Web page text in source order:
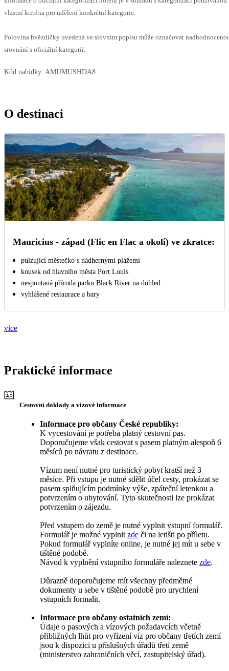
vlastní kritéria pro udělení konkrétní kategorie.
Polovina hvězdičky uvedená ve slovním popisu může označovat
srovnání s oficiální kategorií.
Kód nabídky: AMUMUSHDA8
O destinaci
Mauricius - západ (Flic en Flac a okolí) ve zkratce:
pulzující městečko s nádhernými plážemi
kousek od hlavního města Port Louis
nespoutaná příroda parku Black River na dohled
vyhlášené restaurace a bary
více
Praktické informace
Cestovní doklady a vízové informace
Informace pro občany České republiky:
K vycestování je potřeba platný cestovní pas.
Doporučujeme však cestovat s pasem platným alespoň 6
měsíců po návratu z destinace.
Vízum není nutné pro turistický pobyt kratší než 3
měsíce. Při vstupu je nutné sdělit účel cesty, prokázat se
pasem splňujícím podmínky výše, zpáteční letenkou a
potvrzením o ubytování. Tyto skutečnosti lze prokázat
potvrzením o zájezdu.
Před vstupem do země je nutné vyplnit vstupní formulář.
Formulář je možné vyplnit zde či na letišti po příletu.
Pokud formulář vyplníte online, je nutné jej mít u sebe v
tištěné podobě.
Návod k vyplnění vstupního formuláře naleznete zde.
Důrazně doporučujeme mít všechny předmětné
dokumenty u sebe v tištěné podobě pro urychlení
vstupních formalit.
Informace pro občany ostatních zemí:
Údaje o pasových a vízových požadavcích včetně
přibližných lhůt pro vyřízení víz pro občany třetích zemí
jsou k dispozici u příslušných úřadů třetí země
(ministerstvo zahraničních věcí, zastupitelský úřad).